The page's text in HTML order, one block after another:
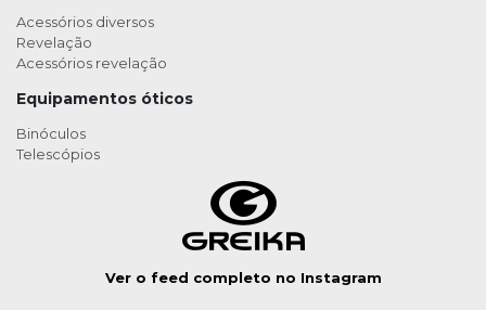
Acessórios diversos
Revelação
Acessórios revelação
Equipamentos óticos
Binóculos
Telescópios
Ver o feed completo no Instagram